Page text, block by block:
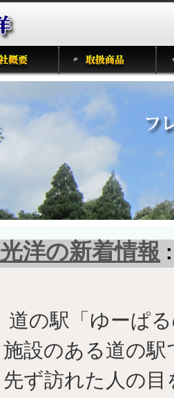
光洋の新着情報
道の駅「ゆーぱ
施設のある道の駅
先ず訪れた人の